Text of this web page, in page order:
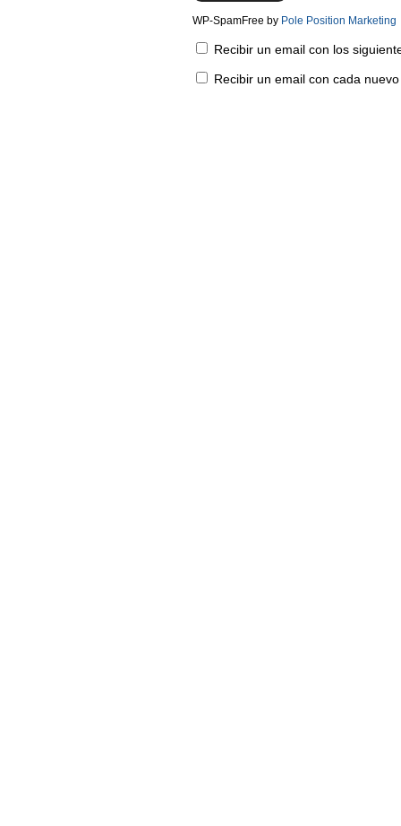
WP-SpamFree by Pole Position Marketing
Recibir un email con los
Recibir un email con cada